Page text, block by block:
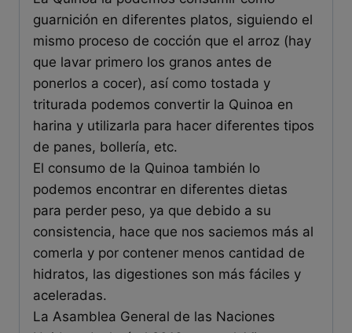
guarnición en diferentes platos, siguiendo el
mismo proceso de cocción que el arroz (hay
que lavar primero los granos antes de
ponerlos a cocer), así como tostada y
triturada podemos convertir la Quinoa en
harina y utilizarla para hacer diferentes tipos
de panes, bollería, etc.
El consumo de la Quinoa también lo
podemos encontrar en diferentes dietas
para perder peso, ya que debido a su
consistencia, hace que nos saciemos más al
comerla y por contener menos cantidad de
hidratos, las digestiones son más fáciles y
aceleradas.
La Asamblea General de las Naciones